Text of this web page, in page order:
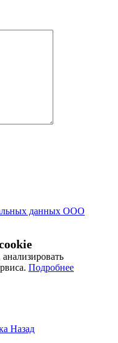
данных ООО
Подробнее
Назад